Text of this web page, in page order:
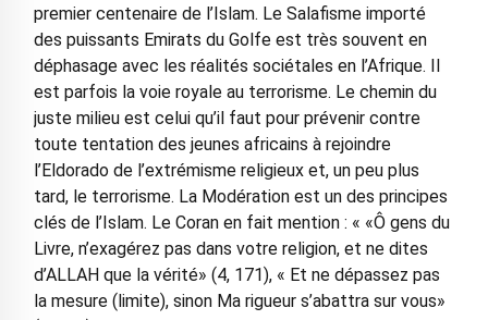
premier centenaire de l’Islam. Le Salafisme importé
des puissants Emirats du Golfe est très souvent en
déphasage avec les réalités sociétales en l’Afrique. Il
est parfois la voie royale au terrorisme. Le chemin du
juste milieu est celui qu’il faut pour prévenir contre
toute tentation des jeunes africains à rejoindre
l’Eldorado de l’extrémisme religieux et, un peu plus
tard, le terrorisme. La Modération est un des principes
clés de l’Islam. Le Coran en fait mention : « «Ô gens du
Livre, n’exagérez pas dans votre religion, et ne dites
d’ALLAH que la vérité» (4, 171), « Et ne dépassez pas
la mesure (limite), sinon Ma rigueur s’abattra sur vous»